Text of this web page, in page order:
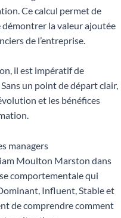
Ce calcul permet de
la valeur ajoutée
de l’entreprise.
il est impératif de
un point de départ clair,
et les bénéfices
managers
Moulton Marston dans
comportementale qui
Influent, Stable et
de comprendre comment